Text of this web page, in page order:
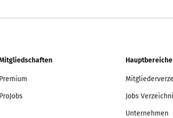
Premium
ProJobs
Hauptbereiche
Jobs
Unternehmen